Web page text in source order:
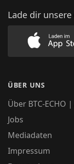
Lade dir
ÜBER UNS
Über BTC-ECHO
Jobs
Mediadaten
Impressum